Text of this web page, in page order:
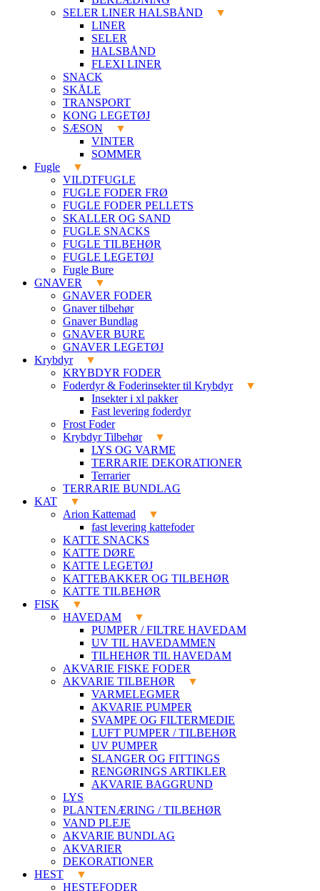
SELER LINER HALSBÅND
LINER
SELER
HALSBÅND
FLEXI LINER
SNACK
SKÅLE
TRANSPORT
KONG LEGETØJ
SÆSON
VINTER
SOMMER
Fugle
VILDTFUGLE
FUGLE FODER FRØ
FUGLE FODER PELLETS
SKALLER OG SAND
FUGLE SNACKS
FUGLE TILBEHØR
FUGLE LEGETØJ
Fugle Bure
GNAVER
GNAVER FODER
Gnaver tilbehør
Gnaver Bundlag
GNAVER BURE
GNAVER LEGETØJ
Krybdyr
KRYBDYR FODER
Foderdyr & Foderinsekter til Krybdyr
Insekter i xl pakker
Fast levering foderdyr
Frost Foder
Krybdyr Tilbehør
LYS OG VARME
TERRARIE DEKORATIONER
Terrarier
TERRARIE BUNDLAG
KAT
Arion Kattemad
fast levering kattefoder
KATTE SNACKS
KATTE DØRE
KATTE LEGETØJ
KATTEBAKKER OG TILBEHØR
KATTE TILBEHØR
FISK
HAVEDAM
PUMPER / FILTRE HAVEDAM
UV TIL HAVEDAMMEN
TILHEHØR TIL HAVEDAM
AKVARIE FISKE FODER
AKVARIE TILBEHØR
VARMELEGMER
AKVARIE PUMPER
SVAMPE OG FILTERMEDIE
LUFT PUMPER / TILBEHØR
UV PUMPER
SLANGER OG FITTINGS
RENGØRINGS ARTIKLER
AKVARIE BAGGRUND
LYS
PLANTENÆRING / TILBEHØR
VAND PLEJE
AKVARIE BUNDLAG
AKVARIER
DEKORATIONER
HEST
HESTEFODER